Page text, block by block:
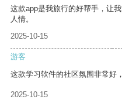
这款app是我旅行的好帮手，让
人情。
2025-10-15
游客
这款学习软件的社区氛围非常好
2025-10-15